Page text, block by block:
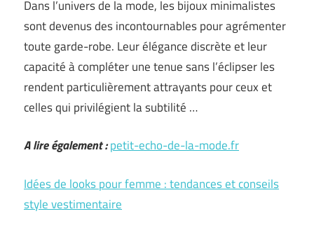
Dans l’univers de la mode, les bijoux minimalistes
sont devenus des incontournables pour agrémenter
toute garde-robe. Leur élégance discrète et leur
capacité à compléter une tenue sans l’éclipser les
rendent particulièrement attrayants pour ceux et
celles qui privilégient la subtilité …
A lire également :petit-echo-de-la-mode.fr
Idées de looks pour femme : tendances et conseils
style vestimentaire